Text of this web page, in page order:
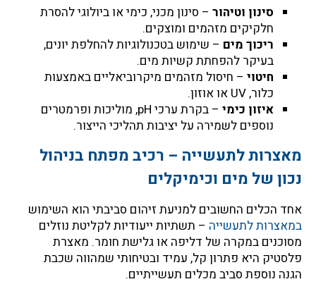
סינון וטיהור – סינון מכני, כימי או ביולוגי להסרת
חלקיקים מזהמים ומוצקים.
ריכוך מים – שימוש בטכנולוגיות להחלפת יונים,
בעיקר להפחתת קשיות מים.
חיטוי – חיסול מזהמים מיקרוביאליים באמצעות
כלור, UV או אוזון.
איזון כימי
– בקרת ערכי pH, מוליכות ופרמטרים
נוספים לשמירה על יציבות תהליכי הייצור.
מאצרות לתעשייה – רכיב מפתח בניהול
נכון של מים וכימיקלים
אחד הכלים החשובים למניעת זיהום סביבתי הוא השימוש
במאצרות לתעשייה – תשתיות ייעודיות לקליטת נוזלים
מסוכנים במקרה של דליפה או גלישת חומר. מאצרת
פלסטיק היא פתרון קל, עמיד ובטיחותי שמהווה שכבת
הגנה נוספת סביב מכלים תעשייתיים.